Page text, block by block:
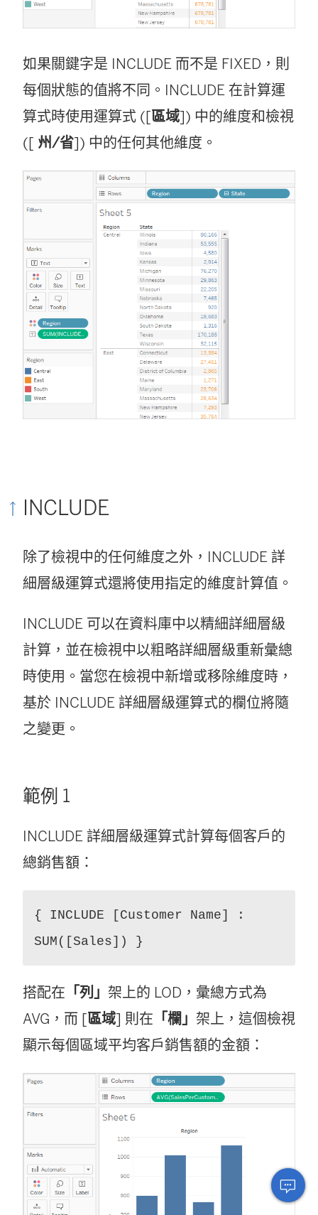
如果關鍵字是 INCLUDE 而不是 FIXED，則
每個狀態的值將不同。INCLUDE 在計算運
算式時使用運算式 ([區域]) 中的維度和檢視
([ 州/省]) 中的任何其他維度。
INCLUDE
除了檢視中的任何維度之外，INCLUDE 詳
細層級運算式還將使用指定的維度計算值。
INCLUDE 可以在資料庫中以精細詳細層級
計算，並在檢視中以粗略詳細層級重新彙總
時使用。當您在檢視中新增或移除維度時，
基於 INCLUDE 詳細層級運算式的欄位將隨
之變更。
範例 1
INCLUDE 詳細層級運算式計算每個客戶的
總銷售額：
{ INCLUDE [Customer Name] :
SUM([Sales]) }
搭配在 「列」 架上的 LOD，彙總方式為
AVG，而 [區域] 則在 「欄」 架上，這個檢視
顯示每個區域平均客戶銷售額的金額：